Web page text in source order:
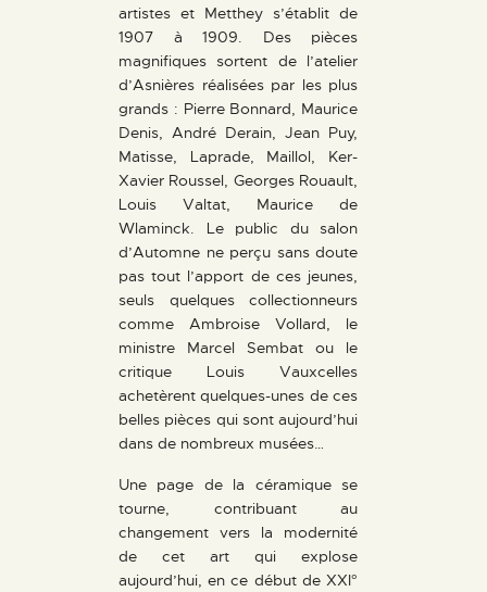
artistes et Metthey s’établit de
1907 à 1909. Des pièces
magnifiques sortent de l’atelier
d’Asnières réalisées par les plus
grands : Pierre Bonnard, Maurice
Denis, André Derain, Jean Puy,
Matisse, Laprade, Maillol, Ker-
Xavier Roussel, Georges Rouault,
Louis Valtat, Maurice de
Wlaminck. Le public du salon
d’Automne ne perçu sans doute
pas tout l’apport de ces jeunes,
seuls quelques collectionneurs
comme Ambroise Vollard, le
ministre Marcel Sembat ou le
critique Louis Vauxcelles
achetèrent quelques-unes de ces
belles pièces qui sont aujourd’hui
dans de nombreux musées…
Une page de la céramique se
tourne, contribuant au
changement vers la modernité
de cet art qui explose
aujourd’hui, en ce début de XXI°